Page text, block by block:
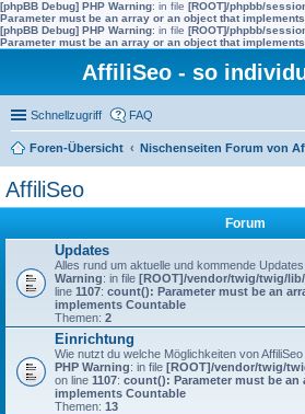
[phpBB Debug] PHP Warning: in file [ROOT]/phpbb/
Parameter must be an array or an object that
[phpBB Debug] PHP Warning: in file [ROOT]/phpbb/
Parameter must be an array or an object that
AffiliSeo - so
Schnellzugriff FAQ
Foren-Übersicht Nischenseiten Forum von
AffiliSeo
Forum
Updates
Alles rund um aktuelle und kommende Updates
Warning: in file [ROOT]/vendor/twig/twig/
line 1107: count(): Parameter must be an
implements Countable
Themen: 2
Einrichtung
Wie nutzt du welche Möglichkeiten von
PHP Warning: in file [ROOT]/vendor/twig/
on line 1107: count(): Parameter must be an
implements Countable
Themen: 13